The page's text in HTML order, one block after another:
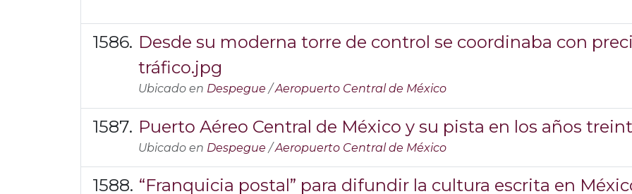
Desde su moderna torre de control se coordinaba con
tráfico.jpg
Ubicado en Despegue /Aeropuerto Central de México
Puerto Aéreo Central de México y su pista en los años
Ubicado en Despegue /Aeropuerto Central de México
“Franquicia postal” para difundir la cultura escrita en